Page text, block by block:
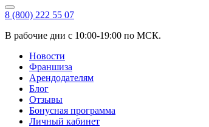
8 (800) 222 55 07
В рабочие дни с 10:00-19:00 по МСК.
Новости
Франшиза
Арендодателям
Блог
Отзывы
Бонусная программа
Личный кабинет